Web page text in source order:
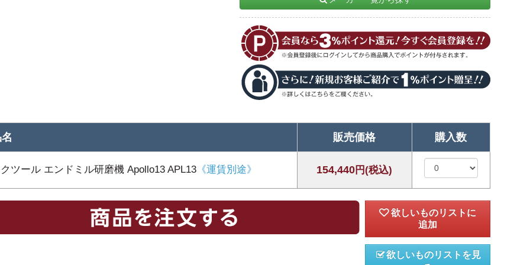
販売価格 購入数
ツール エンドミル研磨機 Apollo13 APL13《運賃別途》 154,440円(税込)
欲しいものリストを見